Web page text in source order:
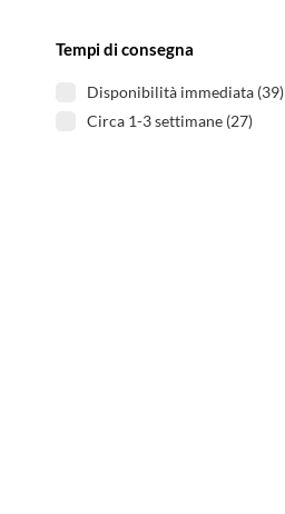
Tempi di consegna
Disponibilità immediata (39)
Circa 1-3 settimane (27)